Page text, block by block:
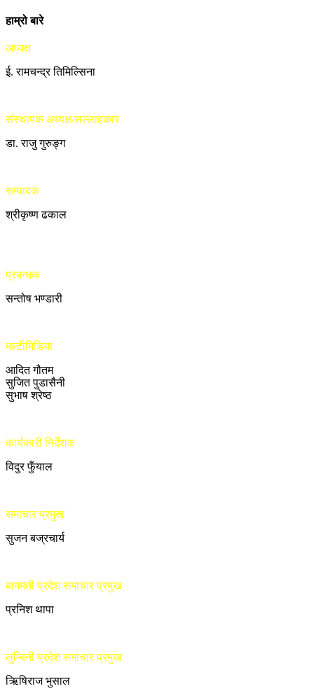
हाम्रो बारे
अध्यक्ष
ई. रामचन्द्र तिमिल्सिना
संस्थापक अध्यक्ष/सल्लाहकार
डा. राजु गुरुङ्ग
सम्पादक
श्रीकृष्ण ढकाल
प्रबन्धक
सन्तोष भण्डारी
मल्टीमिडिया
आदित गौतम
सुजित पुडासैनी
सुभाष श्रेष्ठ
कार्यकारी निर्देशक
विदुर फुँयाल
समाचार प्रमुख
सुजन बज्रचार्य
बागमती प्रदेश समाचार प्रमुख
प्रनिश थापा
लुम्बिनी प्रदेश समाचार प्रमुख
ऋिषिराज भुसाल